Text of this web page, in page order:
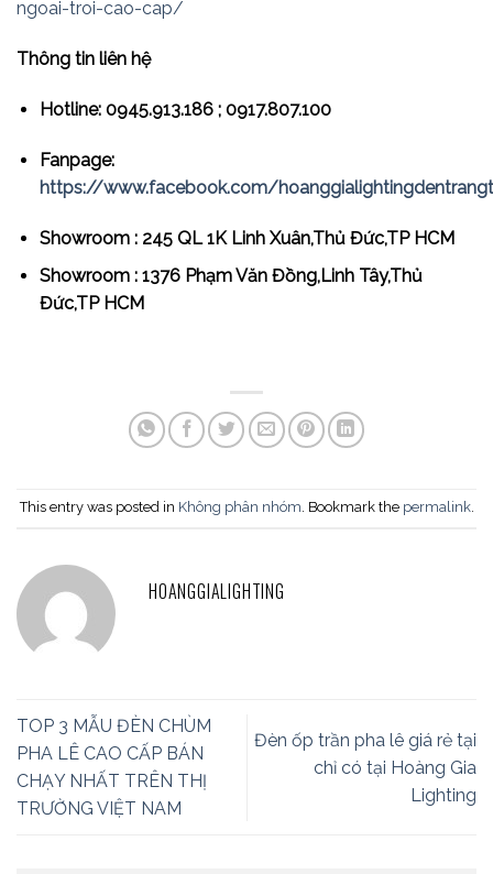
ngoai-troi-cao-cap/
Thông tin liên hệ
Hotline: 0945.913.186 ; 0917.807.100
Fanpage:
https://www.facebook.com/
Showroom : 245 QL 1K Linh Xuân,Thủ Đức,TP HCM
Showroom : 1376 Phạm Văn Đồng,Linh Tây,Thủ
Đức,TP HCM
This entry was posted in Không phân nhóm. Bookmark the permalink.
HOANGGIALIGHTING
TOP 3 MẪU ĐÈN CHÙM
PHA LÊ CAO CẤP BÁN
CHẠY NHẤT TRÊN THỊ
TRƯỜNG VIỆT NAM
Đèn ốp trần pha lê giá rẻ tại
chỉ có tại Hoàng Gia
Lighting